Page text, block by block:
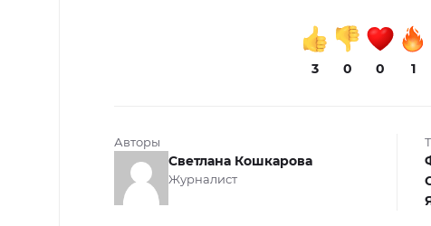
3 0 0 1
Авторы
Светлана Кошкарова
Журналист